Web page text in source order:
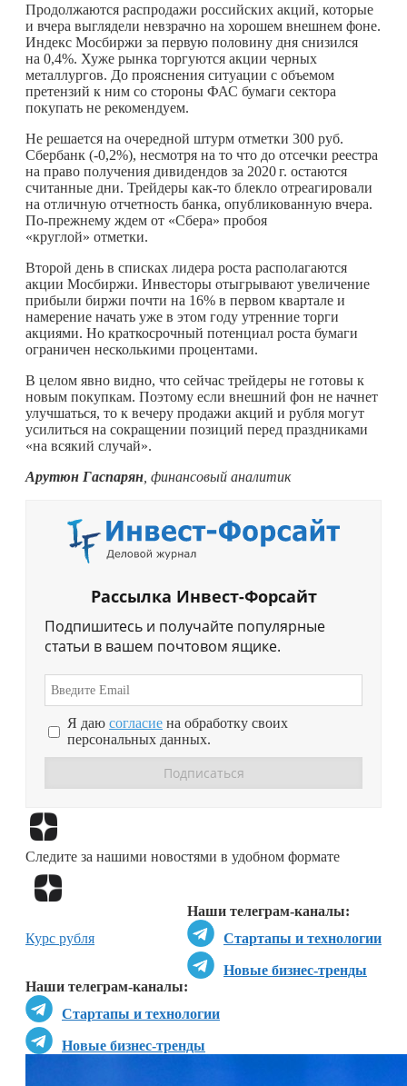
Продолжаются распродажи российских акций, которые
и вчера выглядели невзрачно на хорошем внешнем фоне.
Индекс Мосбиржи за первую половину дня снизился
на 0,4%. Хуже рынка торгуются акции черных
металлургов. До прояснения ситуации с объемом
претензий к ним со стороны ФАС бумаги сектора
покупать не рекомендуем.
Не решается на очередной штурм отметки 300 руб.
Сбербанк (-0,2%), несмотря на то что до отсечки реестра
на право получения дивидендов за 2020 г. остаются
считанные дни. Трейдеры как-то блекло отреагировали
на отличную отчетность банка, опубликованную вчера.
По-прежнему ждем от «Сбера» пробоя
«круглой» отметки.
Второй день в списках лидера роста располагаются
акции Мосбиржи. Инвесторы отыгрывают увеличение
прибыли биржи почти на 16% в первом квартале и
намерение начать уже в этом году утренние торги
акциями. Но краткосрочный потенциал роста бумаги
ограничен несколькими процентами.
В целом явно видно, что сейчас трейдеры не готовы к
новым покупкам. Поэтому если внешний фон не начнет
улучшаться, то к вечеру продажи акций и рубля могут
усилиться на сокращении позиций перед праздниками
«на всякий случай».
Арутюн Гаспарян , финансовый аналитик
Рассылка Инвест-Форсайт
Подпишитесь и получайте популярные
статьи в вашем почтовом ящике.
Я даю согласие на обработку своих
персональных данных.
Следите за нашими новостями в удобном формате
Наши телеграм-каналы:
Стартапы и технологии
Новые бизнес-тренды
Наши телеграм-каналы:
Стартапы и технологии
Новые бизнес-тренды
Курс рубля